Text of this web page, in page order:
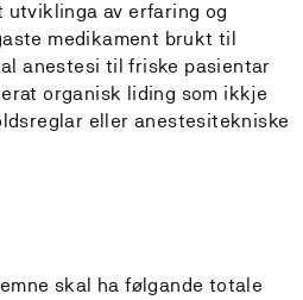
utviklinga av erfaring og
medikament brukt til
anestesi til friske pasientar
organisk liding som ikkje
eller anestesitekniske
skal ha følgande totale